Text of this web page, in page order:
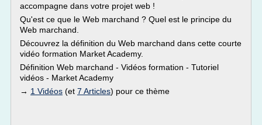
accompagne dans votre projet web !
Qu'est ce que le Web marchand ? Quel est le principe du
Web marchand.
Découvrez la définition du Web marchand dans cette courte
vidéo formation Market Academy.
Définition Web marchand - Vidéos formation - Tutoriel
vidéos - Market Academy
→ 1 Vidéos (et 7 Articles) pour ce thème